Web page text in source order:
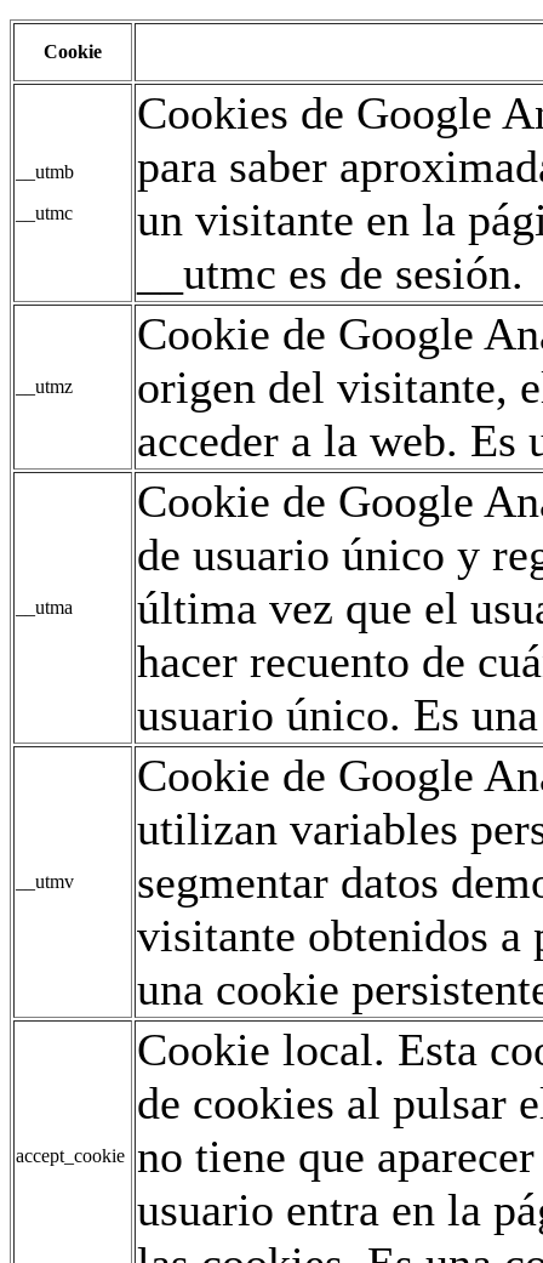
Cookie
__utmb
__utmc
Cookies de Google
para saber
un visitante en la
__utmc es de sesión.
__utmz
Cookie de Google
origen del visitante,
acceder a la web. Es
__utma
Cookie de Google
de usuario único y
última vez que el
hacer recuento de
usuario único. Es
__utmv
Cookie de Google
utilizan variables
segmentar datos
visitante obtenidos a
una cookie
accept_cookie
Cookie local. Esta
de cookies al pulsar
no tiene que
usuario entra en la